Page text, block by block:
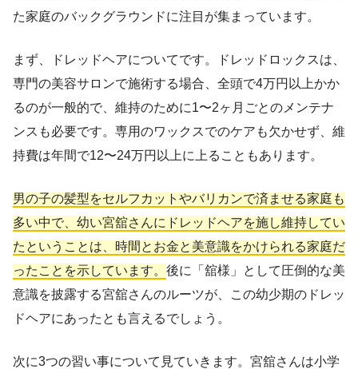
た家庭のバックグラウンドに注目が集まっています。
まず、ドレッドヘアについてです。ドレッドロックスは、
専門の美容サロンで施術する場合、全頭で4万円以上かか
るのが一般的で、維持のために1〜2ヶ月ごとのメンテナ
ンスも必要です。専用のワックスでのケアも欠かせず、維
持費は年間で12〜24万円以上に上ることもあります。
男の子の髪型をセルフカットやバリカンで済ませる家庭も
多い中で、幼い宮舘さんにドレッドヘアを施し維持してい
たということは、時間とお金と美意識をかけられる家庭だ
ったことを示しています。 後に「舘様」として圧倒的な美
意識を披露する宮舘さんのルーツが、この幼少期のドレッ
ドヘアにあったとも言えるでしょう。
次に3つの習い事について見ていきます。宮舘さんは小学